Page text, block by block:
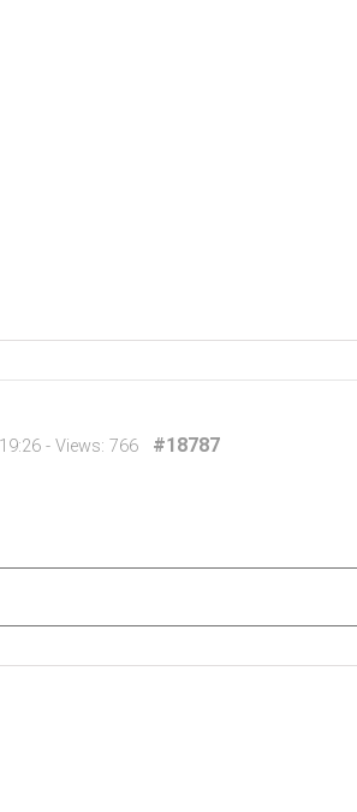
- Views: 766 #18787